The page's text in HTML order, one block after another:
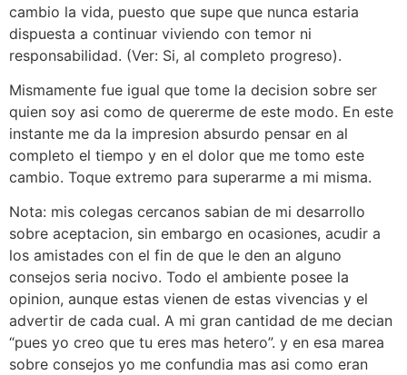
cambio la vida, puesto que supe que nunca estaria
dispuesta a continuar viviendo con temor ni
responsabilidad. (Ver: Si, al completo progreso).
Mismamente fue igual que tome la decision sobre ser
quien soy asi­ como de quererme de este modo. En este
instante me da la impresion absurdo pensar en al
completo el tiempo y en el dolor que me tomo este
cambio. Toque extremo para superarme a mi misma.
Nota: mis colegas cercanos sabian de mi desarrollo
sobre aceptacion, sin embargo en ocasiones, acudir a
los amistades con el fin de que le den an alguno
consejos seri­a nocivo. Todo el ambiente posee la
opinion, aunque estas vienen de estas vivencias y el
advertir de cada cual. A mi gran cantidad de me decian
“pues yo creo que tu eres mas hetero”. y en esa marea
sobre consejos yo me confundia mas asi­ como eran